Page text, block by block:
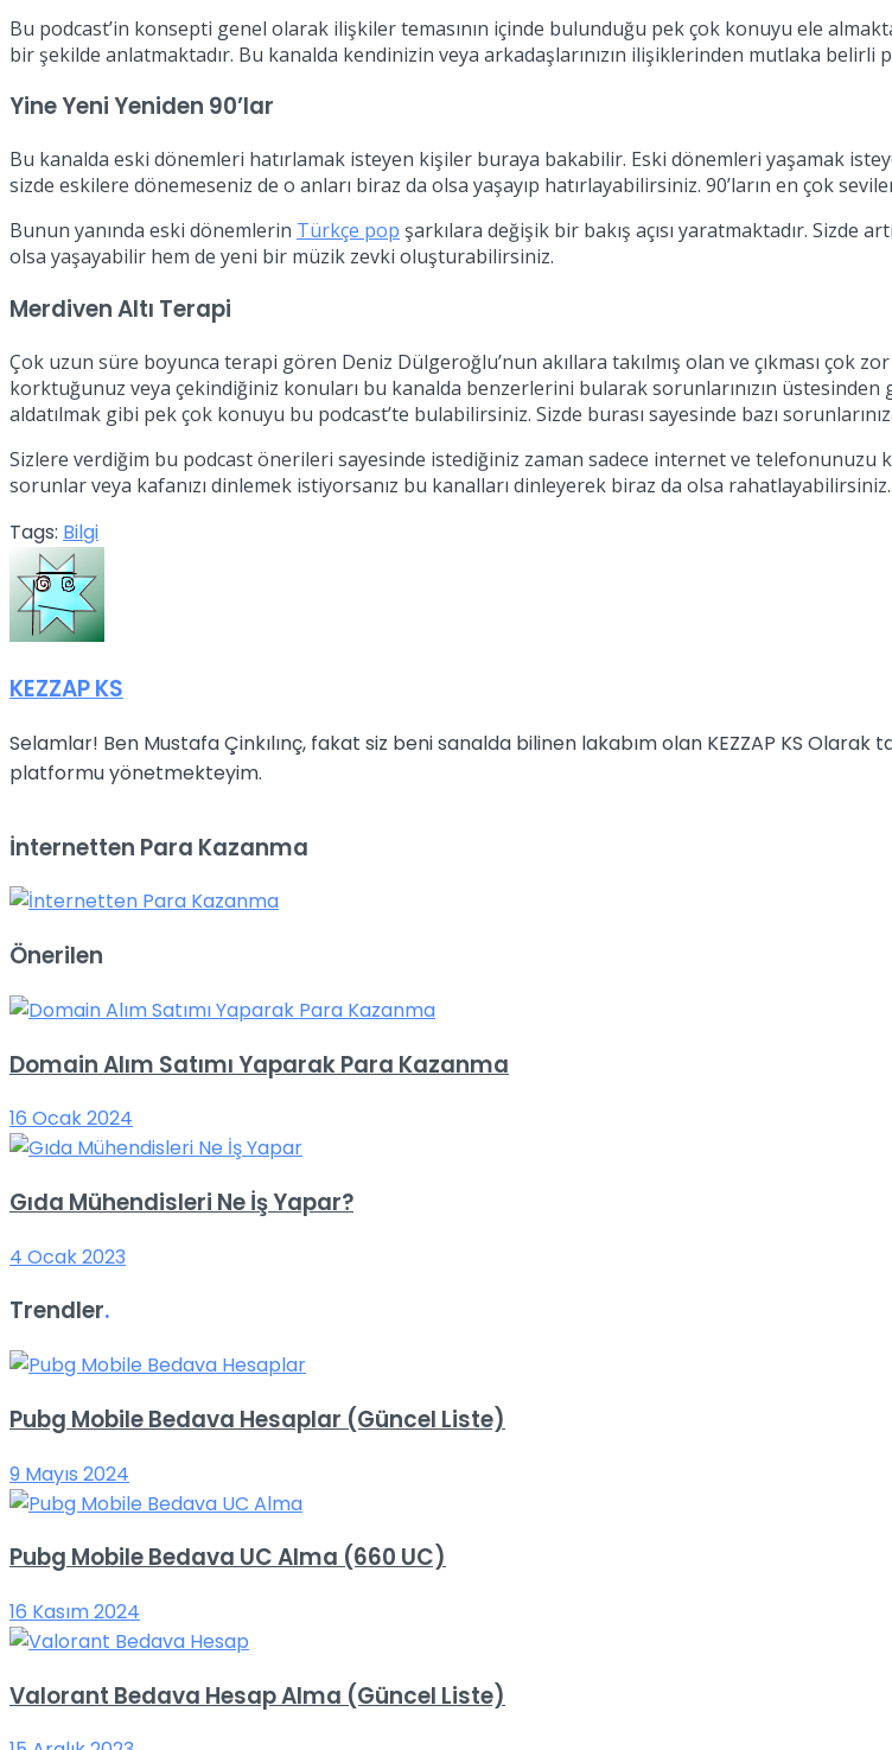
Bu podcast’in konsepti genel olarak ilişkiler temasının içinde bulunduğu pek çok konuyu ele
bir şekilde anlatmaktadır. Bu kanalda kendinizin veya arkadaşlarınızın ilişiklerinden mutlaka belirli
Yine Yeni Yeniden 90’lar
Bu kanalda eski dönemleri hatırlamak isteyen kişiler buraya bakabilir. Eski dönemleri yaşamak
sizde eskilere dönemeseniz de o anları biraz da olsa yaşayıp hatırlayabilirsiniz. 90’ların en çok
Bunun yanında eski dönemlerin Türkçe pop şarkılara değişik bir bakış açısı yaratmaktadır. Sizde
olsa yaşayabilir hem de yeni bir müzik zevki oluşturabilirsiniz.
Merdiven Altı Terapi
Çok uzun süre boyunca terapi gören Deniz Dülgeroğlu’nun akıllara takılmış olan ve çıkması çok
korktuğunuz veya çekindiğiniz konuları bu kanalda benzerlerini bularak sorunlarınızın
aldatılmak gibi pek çok konuyu bu podcast’te bulabilirsiniz. Sizde burası sayesinde bazı
Sizlere verdiğim bu podcast önerileri sayesinde istediğiniz zaman sadece internet ve telefonunuzu
sorunlar veya kafanızı dinlemek istiyorsanız bu kanalları dinleyerek biraz da olsa rahatlayabilirsiniz.
Tags: Bilgi
KEZZAP KS
Selamlar! Ben Mustafa Çinkılınç, fakat siz beni sanalda bilinen lakabım olan KEZZAP KS
platformu yönetmekteyim.
İnternetten Para Kazanma
Önerilen
Domain Alım Satımı Yaparak Para Kazanma
16 Ocak 2024
Gıda Mühendisleri Ne İş Yapar?
4 Ocak 2023
Trendler.
Pubg Mobile Bedava Hesaplar (Güncel Liste)
9 Mayıs 2024
Pubg Mobile Bedava UC Alma (660 UC)
16 Kasım 2024
Valorant Bedava Hesap Alma (Güncel Liste)